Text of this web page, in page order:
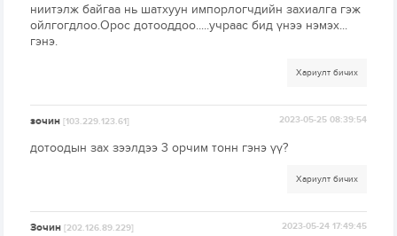
ниитэлж байгаа нь шатхуун импорлогчдийн захиалга гэж
ойлгогдлоо.Орос дотооддоо.....учраас бид үнээ нэмэх...
гэнэ.
Хариулт бичих
зочин[103.229.123.61] 2023-05-25 08:39:54
дотоодын зах зээлдээ 3 орчим тонн гэнэ үү?
Хариулт бичих
Зочин[202.126.89.229] 2023-05-24 17:49:45